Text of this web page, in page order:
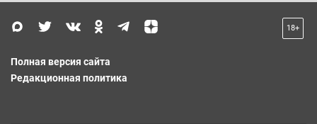
18+
Полная версия сайта
Редакционная политика